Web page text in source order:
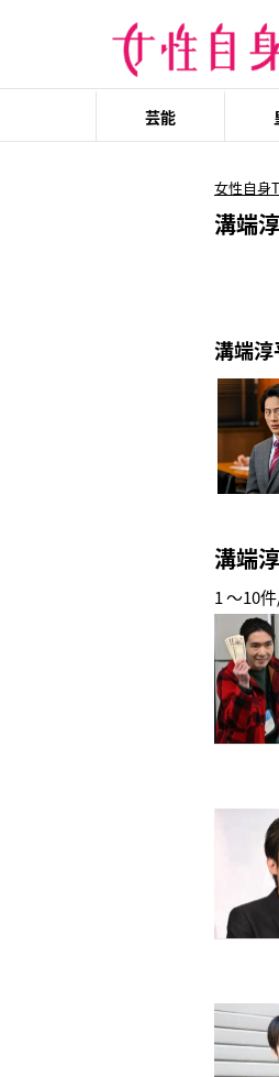
芸能
女性自身
溝端
溝端
溝端
1 ～10